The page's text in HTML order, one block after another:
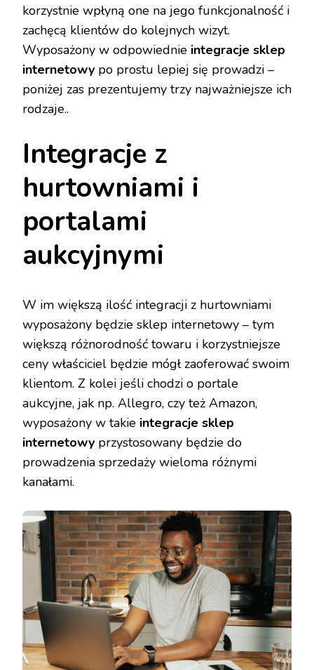
korzystnie wpłyną one na jego funkcjonalność i
zachęcą klientów do kolejnych wizyt.
Wyposażony w odpowiednie integracje sklep
internetowy po prostu lepiej się prowadzi –
poniżej zas prezentujemy trzy najważniejsze ich
rodzaje..
Integracje z
hurtowniami i
portalami
aukcyjnymi
W im większą ilość integracji z hurtowniami
wyposażony będzie sklep internetowy – tym
większą różnorodność towaru i korzystniejsze
ceny właściciel będzie mógł zaoferować swoim
klientom. Z kolei jeśli chodzi o portale
aukcyjne, jak np. Allegro, czy też Amazon,
wyposażony w takie integracje sklep
internetowy przystosowany będzie do
prowadzenia sprzedaży wieloma różnymi
kanałami.